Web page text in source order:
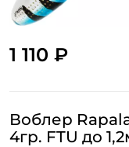
1 110 ₽
Воблер
4гр. FTU до